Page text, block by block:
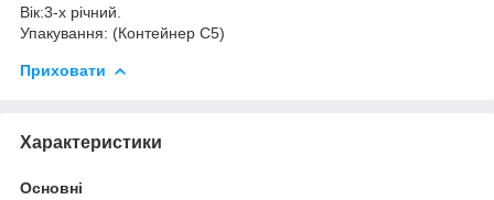
Вік:3-х річний.
Упакування: (Контейнер С5)
Приховати
Характеристики
Основні